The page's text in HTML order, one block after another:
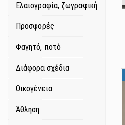
Ελαιογραφία, ζωγραφική
Προσφορές
Φαγητό, ποτό
Διάφορα σχέδια
Οικογένεια
Άθληση